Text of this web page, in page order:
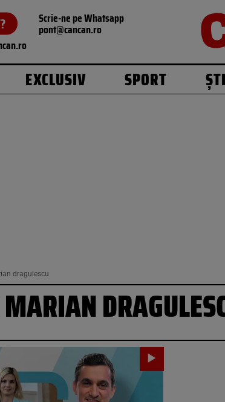
Scrie-ne pe Whatsapp
pont@cancan.ro
EXCLUSIV SPORT
dragulescu